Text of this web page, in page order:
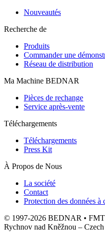
Nouveautés
Recherche de
Produits
Commander une
Réseau de distribution
Ma Machine BEDNAR
Pièces de rechange
Service après-vente
Téléchargements
Téléchargements
Press Kit
À Propos de Nous
La société
Contact
Protection des données à
© 1997-2026 BEDNAR • FMT
Rychnov nad Kněžnou –